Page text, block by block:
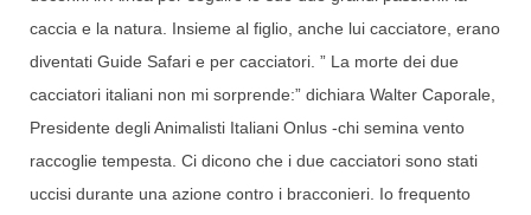
caccia e la natura. Insieme al figlio, anche lui cacciatore, erano
diventati Guide Safari e per cacciatori. ” La morte dei due
cacciatori italiani non mi sorprende:” dichiara Walter Caporale,
Presidente degli Animalisti Italiani Onlus -chi semina vento
raccoglie tempesta. Ci dicono che i due cacciatori sono stati
uccisi durante una azione contro i bracconieri. Io frequento